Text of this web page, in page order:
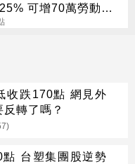
可增70萬勞動人
收跌170點 網見外
轉了嗎？
台塑集團股逆勢